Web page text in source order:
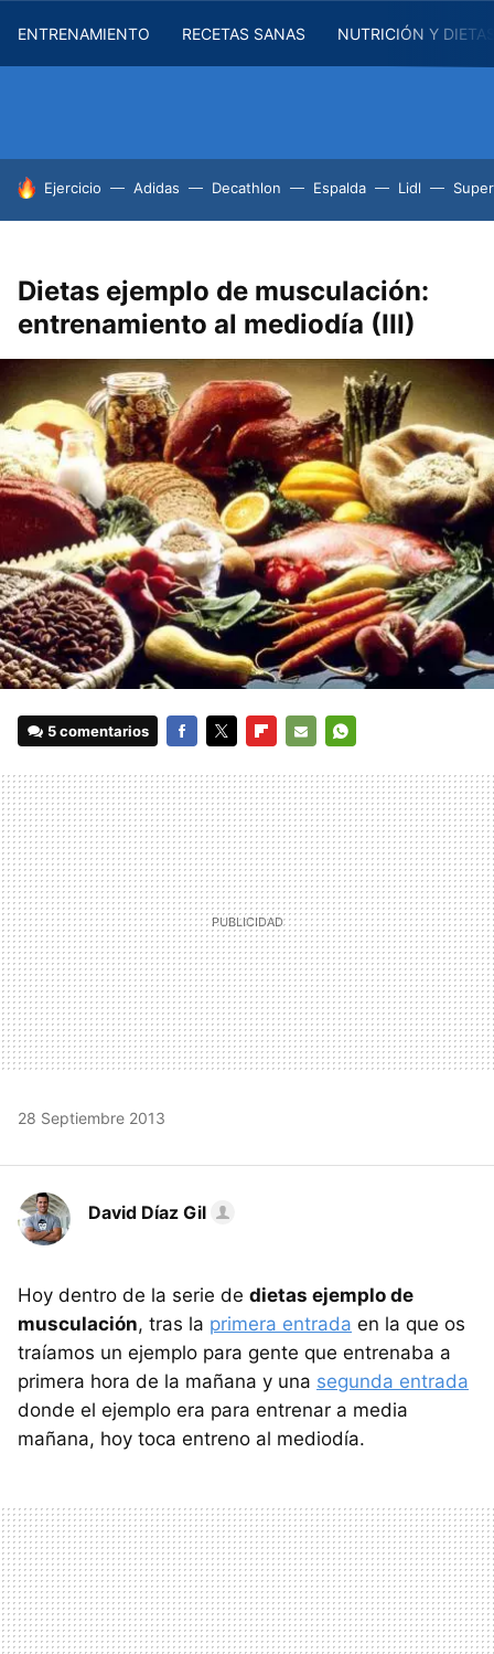
ENTRENAMIENTO RECETAS SANAS NUTRICIÓN Y
HOY SE HABLA DE
Ejercicio Adidas Decathlon Espalda Lidl
Dietas ejemplo de musculación:
entrenamiento al mediodía (III)
5 comentarios
MAIL
28 Septiembre 2013
David Díaz Gil
Hoy dentro de la serie de dietas ejemplo de
musculación, tras la primera entrada en la que os
traíamos un ejemplo para gente que entrenaba a
primera hora de la mañana y una segunda entrada
donde el ejemplo era para entrenar a media
mañana, hoy toca entreno al mediodía.